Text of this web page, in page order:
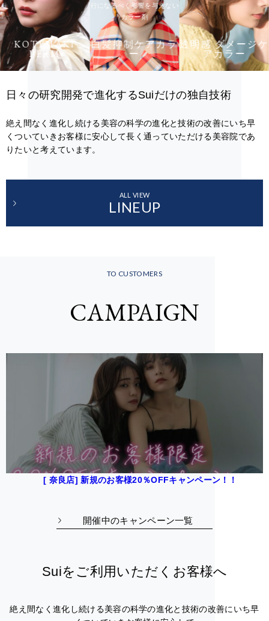
KOTEMAKI
PERM
行になるべく影響を与えない
カラー剤
白髪抑制ケアカラ
ー
透明感 ダメージケ
アカラー
日々の研究開発で進化するSuiだけの独自技術
絶え間なく進化し続ける美容の科学の進化と技術の改善にいち早
くついていきお客様に安心して長く通っていただける美容院であ
りたいと考えています。
ALL VIEW
LINEUP
TO CUSTOMERS
CAMPAIGN
[ 奈良店] 新規のお客様20％OFFキャンペーン！！
開催中のキャンペーン一覧
Suiをご利用いただくお客様へ
絶え間なく進化し続ける美容の科学の進化と技術の改善にいち早